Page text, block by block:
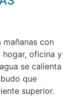
con
hogar, oficina y
se calienta
que
superior.